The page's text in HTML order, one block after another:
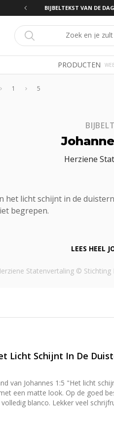
BIJBELTEKST VAN DE
PRODUCTEN
1 5
Herziene
het licht schijnt in de
begrepen.
LEES HEEL
Statenvertaling © Stichting
Licht Schijnt In De
van Johannes 1:5 "Het licht
het logo van DagelijkseBroodkruimels en een kleine
dus. Het papierformaat van de kaart is A6 (afmetingen 14,8 cm ×
geribbelde kraft envelop met
te laten staan. Toch